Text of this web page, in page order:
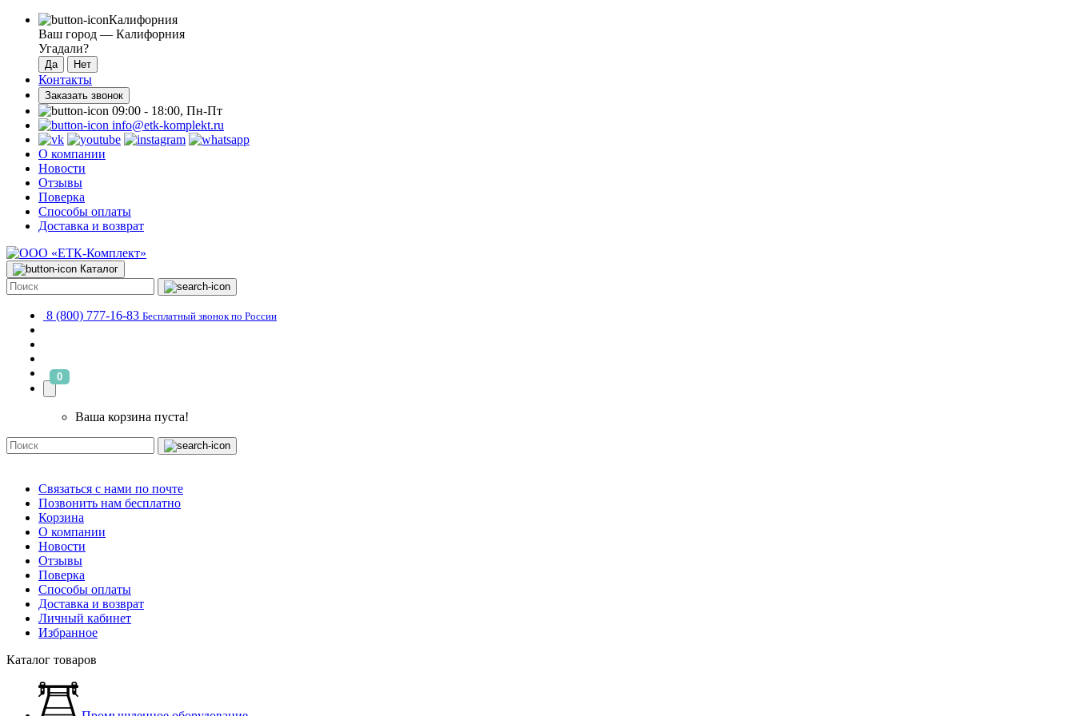
Калифорния
Ваш город — Калифорния
Угадали?
Контакты
Заказать звонок
09:00 - 18:00, Пн-Пт
info@etk-komplekt.ru
О компании
Новости
Отзывы
Поверка
Способы оплаты
Доставка и возврат
Каталог
8 (800) 777-16-83 Бесплатный звонок по России
0
Ваша корзина пуста!
Связаться с нами по почте
Позвонить нам бесплатно
Корзина
О компании
Новости
Отзывы
Поверка
Способы оплаты
Доставка и возврат
Личный кабинет
Избранное
Каталог товаров